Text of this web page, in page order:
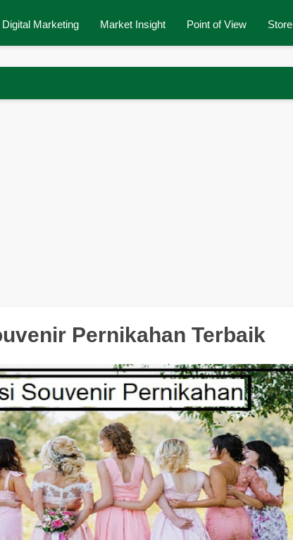
Digital Marketing Market Insight Point of View Store
Pernikahan Terbaik